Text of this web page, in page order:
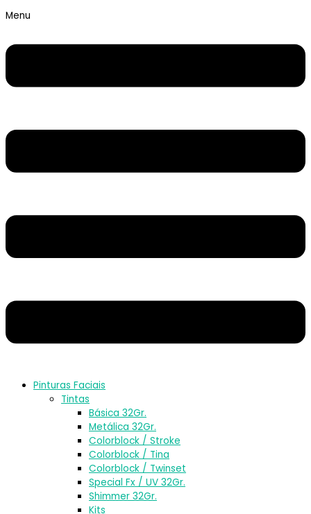
Menu
Pinturas Faciais
Tintas
Básica 32Gr.
Metálica 32Gr.
Colorblock / Stroke
Colorblock / Tina
Colorblock / Twinset
Special Fx / UV 32Gr.
Shimmer 32Gr.
Kits